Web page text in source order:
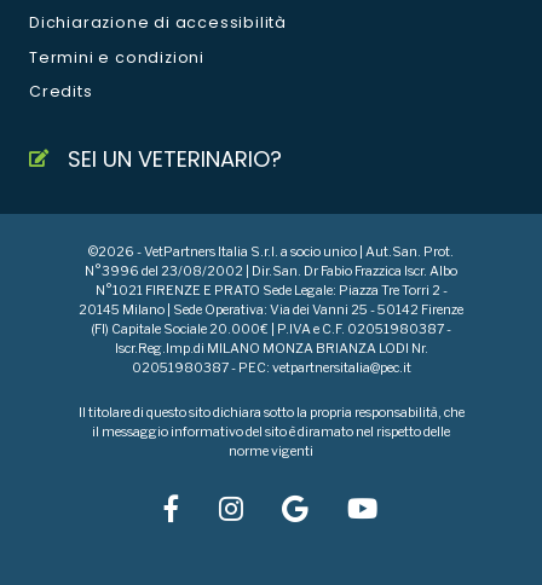
Dichiarazione di accessibilità
Termini e condizioni
Credits
SEI UN VETERINARIO?
©2026 - VetPartners Italia S.r.l. a socio unico | Aut.San. Prot.
N°3996 del 23/08/2002 | Dir.San. Dr Fabio Frazzica Iscr. Albo
N°1021 FIRENZE E PRATO Sede Legale: Piazza Tre Torri 2 -
20145 Milano | Sede Operativa: Via dei Vanni 25 - 50142 Firenze
(FI) Capitale Sociale 20.000€ | P.IVA e C.F. 02051980387 -
Iscr.Reg.Imp.di MILANO MONZA BRIANZA LODI Nr.
02051980387 - PEC: vetpartnersitalia@pec.it
Il titolare di questo sito dichiara sotto la propria responsabilità, che
il messaggio informativo del sito è diramato nel rispetto delle
norme vigenti